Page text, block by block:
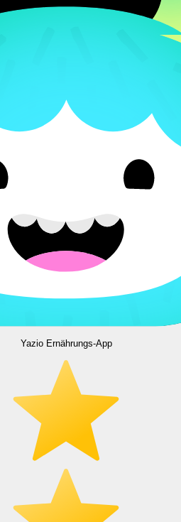
Yazio Ernährungs-App